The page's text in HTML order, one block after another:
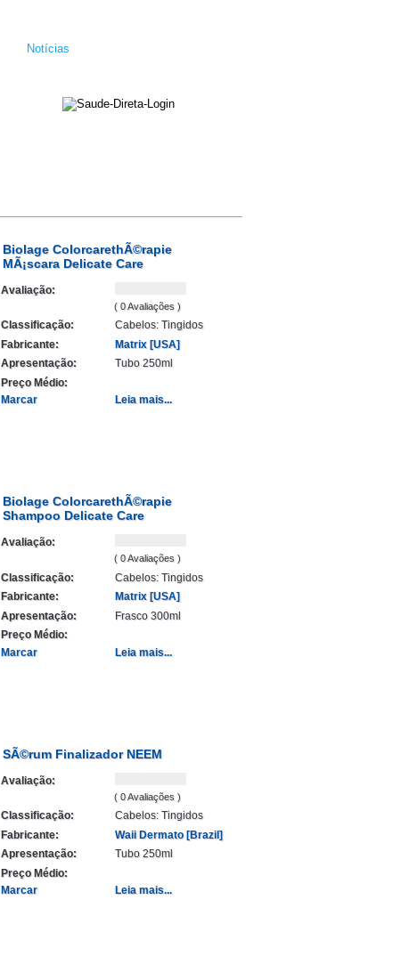
Notícias
Biolage ColorcarethÃ©rapie
MÃ¡scara Delicate Care
Avaliação:
( 0 Avaliações )
Classificação:
Cabelos: Tingidos
Fabricante:
Matrix [USA]
Apresentação:
Tubo 250ml
Preço Médio:
Marcar
Leia mais...
Biolage ColorcarethÃ©rapie
Shampoo Delicate Care
Avaliação:
( 0 Avaliações )
Classificação:
Cabelos: Tingidos
Fabricante:
Matrix [USA]
Apresentação:
Frasco 300ml
Preço Médio:
Marcar
Leia mais...
SÃ©rum Finalizador NEEM
Avaliação:
( 0 Avaliações )
Classificação:
Cabelos: Tingidos
Fabricante:
Waii Dermato [Brazil]
Apresentação:
Tubo 250ml
Preço Médio:
Marcar
Leia mais...